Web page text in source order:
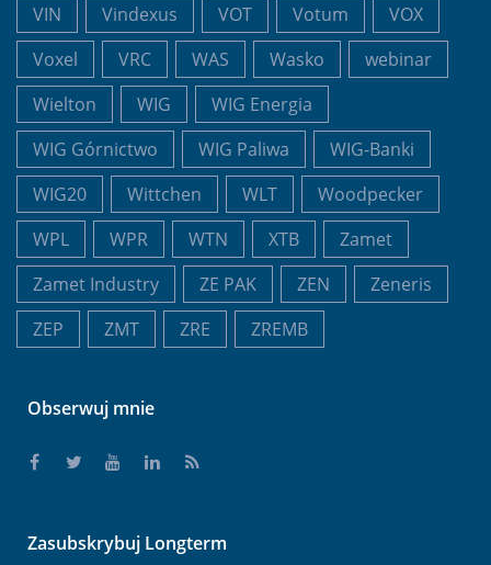
VIN
Vindexus VOT Votum
VOX
Voxel
VRC WAS Wasko
webinar
Wielton
WIG
WIG Energia
WIG Górnictwo
WIG Paliwa
WIG-Banki
WIG20
Wittchen WLT
Woodpecker
WPL
WPR WTN XTB
Zamet
Zamet Industry
ZE PAK ZEN
Zeneris
ZEP
ZMT ZRE ZREMB
Obserwuj mnie
Zasubskrybuj Longterm